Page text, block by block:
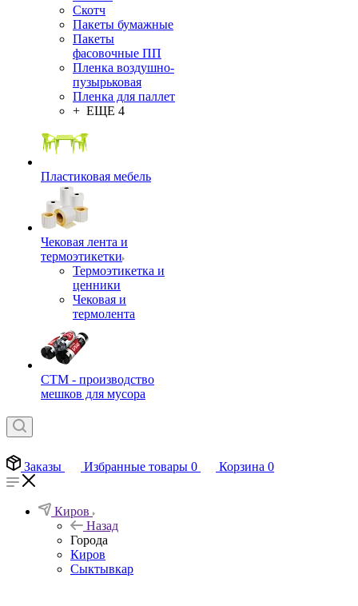
Скотч
Пакеты бумажные
Пакеты
фасовочные ПП
Пленка воздушно-
пузырьковая
Пленка для паллет
+ ЕЩЕ 4
Пластиковая мебель
Чековая лента и
термоэтикетки
Термоэтикетка и
ценники
Чековая и
термолента
СТМ - производство
мешков для мусора
Заказы Избранные товары 0 Корзина 0
Киров
Назад
Города
Киров
Сыктывкар